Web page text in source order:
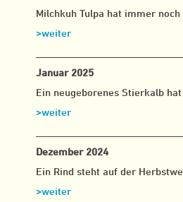
Milchkuh Tulpa hat immer
>weiter
Januar 2025
Ein neugeborenes Stierkalb
>weiter
Dezember 2024
Ein Rind steht auf der
>weiter